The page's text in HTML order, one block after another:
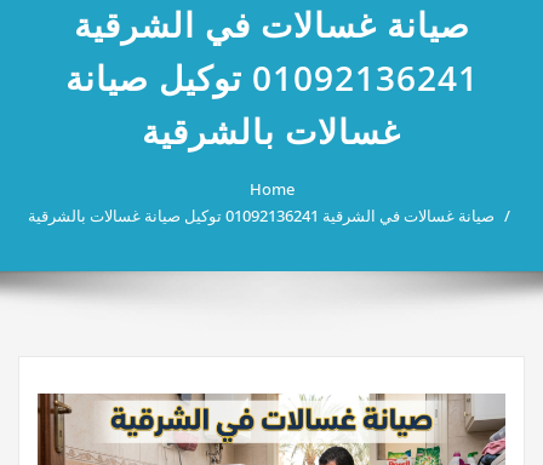
صيانة غسالات في الشرقية
01092136241 توكيل صيانة
غسالات بالشرقية
Home
صيانة غسالات في الشرقية 01092136241 توكيل صيانة غسالات بالشرقية